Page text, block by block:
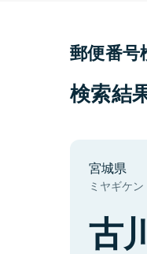
郵便番号
検索結
宮城県
ミヤギケン
古